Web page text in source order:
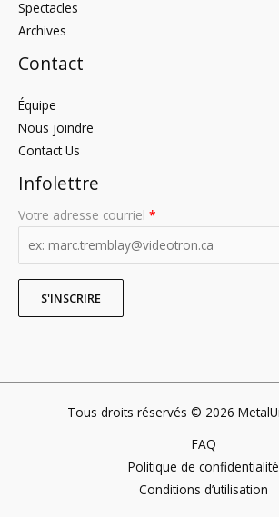
Spectacles
Archives
Contact
Équipe
Nous joindre
Contact Us
Infolettre
Votre adresse courriel *
Tous droits réservés © 2026
FAQ
Politique de confidentialité
Conditions d’utilisation